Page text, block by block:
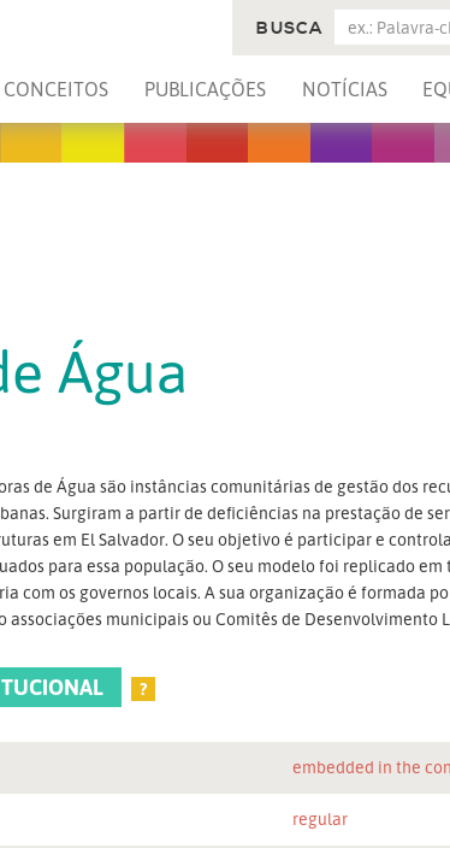
CONCEITOS PUBLICAÇÕES NOTÍCIAS
BUSCA
Água
de Água são instâncias comunitárias de gestão dos
Surgiram a partir de deficiências na prestação de
em El Salvador. O seu objetivo é participar e
para essa população. O seu modelo foi replicado
com os governos locais. A sua organização é formada
associações municipais ou Comitês de Desenvolvimento
?
embedded in the
regular